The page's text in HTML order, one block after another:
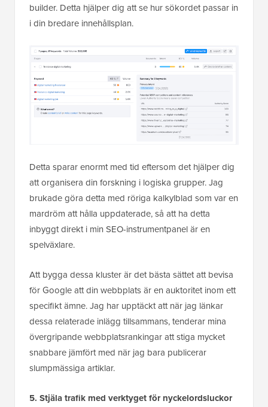
builder. Detta hjälper dig att se hur sökordet passar in
i din bredare innehållsplan.
Detta sparar enormt med tid eftersom det hjälper dig
att organisera din forskning i logiska grupper. Jag
brukade göra detta med röriga kalkylblad som var en
mardröm att hålla uppdaterade, så att ha detta
inbyggt direkt i min SEO-instrumentpanel är en
spelväxlare.
Att bygga dessa kluster är det bästa sättet att bevisa
för Google att din webbplats är en auktoritet inom ett
specifikt ämne. Jag har upptäckt att när jag länkar
dessa relaterade inlägg tillsammans, tenderar mina
övergripande webbplatsrankingar att stiga mycket
snabbare jämfört med när jag bara publicerar
slumpmässiga artiklar.
5. Stjäla trafik med verktyget för nyckelordsluckor